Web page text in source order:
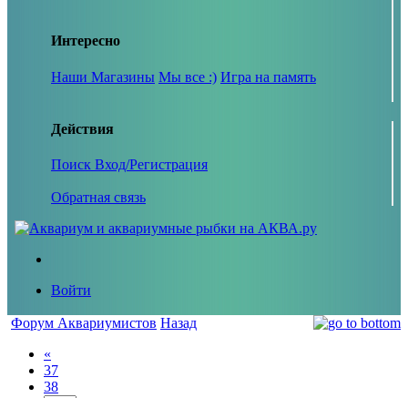
Интересно
Наши Магазины Мы все :) Игра на память
Действия
Поиск Вход/Регистрация
Обратная связь
Войти
Форум Аквариумистов Назад
«
37
38